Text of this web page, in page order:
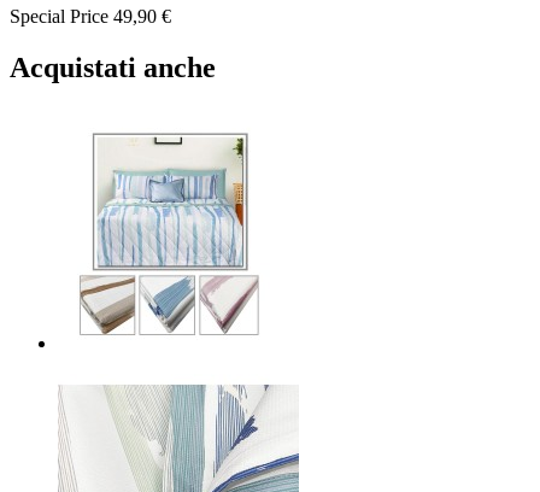
Special Price 49,90 €
Acquistati anche